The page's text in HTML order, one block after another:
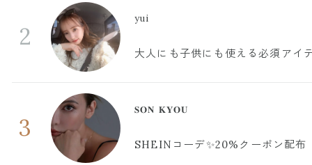
2
yui
大人にも子供にも使える必須アイ
3
𝐒𝐎𝐍 𝐊𝐘𝐎𝐔
SHEINコーデ✨20%クーポン配布